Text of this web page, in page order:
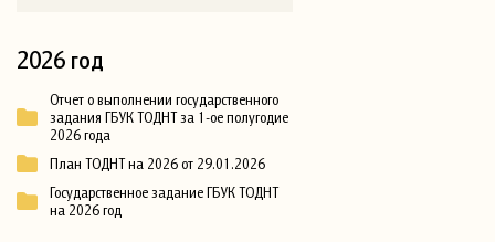
2026 год
Отчет о выполнении государственного
задания ГБУК ТОДНТ за 1-ое полугодие
2026 года
План ТОДНТ на 2026 от 29.01.2026
Государственное задание ГБУК ТОДНТ
на 2026 год